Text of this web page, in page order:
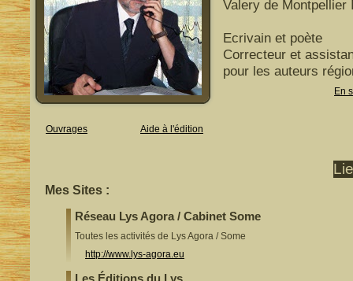
Valery de Montpellier
Ecrivain et poète
Correcteur et
pour les auteurs
En
Ouvrages Aide à l'édition
Mes Sites :
Réseau Lys Agora / Cabinet Some
Toutes les activités de Lys Agora / Some
http://www.lys-agora.eu